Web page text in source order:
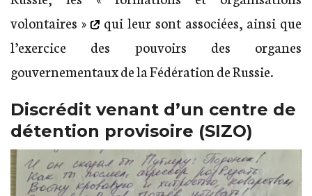
volontaires »
qui leur sont associées, ainsi que
l’exercice des pouvoirs des organes
gouvernementaux de la Fédération de Russie.
Discrédit venant d’un centre de
détention provisoire (SIZO)